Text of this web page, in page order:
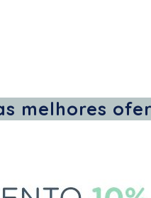
melhores